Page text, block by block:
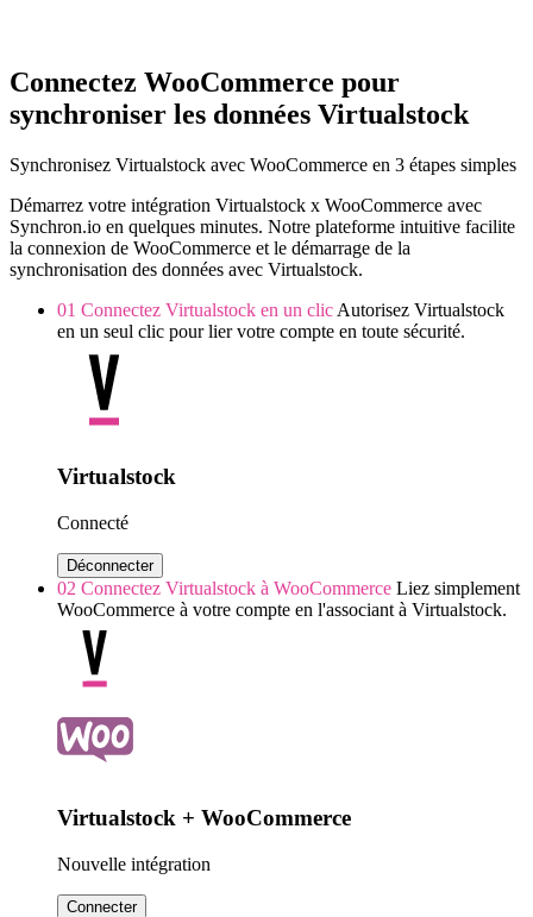
Connectez WooCommerce pour
synchroniser les données Virtualstock
Synchronisez Virtualstock avec WooCommerce en 3 étapes simples
Démarrez votre intégration Virtualstock x WooCommerce avec
Synchron.io en quelques minutes. Notre plateforme intuitive facilite
la connexion de WooCommerce et le démarrage de la
synchronisation des données avec Virtualstock.
01 Connectez Virtualstock en un clic Autorisez Virtualstock
en un seul clic pour lier votre compte en toute sécurité.
Virtualstock
Connecté
Déconnecter
02 Connectez Virtualstock à WooCommerce Liez simplement
WooCommerce à votre compte en l'associant à Virtualstock.
Virtualstock + WooCommerce
Nouvelle intégration
Connecter